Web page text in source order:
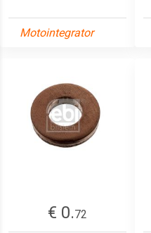
Motointegrator
€ 0.72